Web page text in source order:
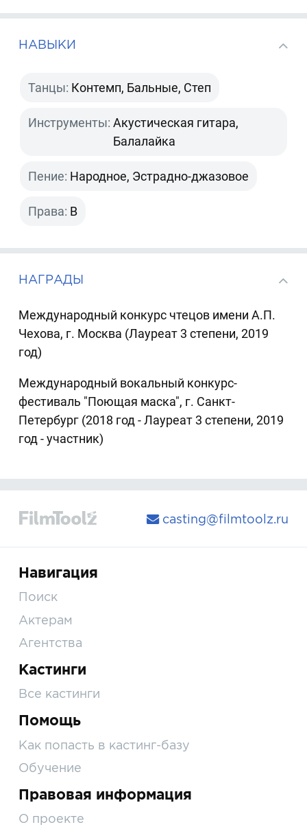
НАВЫКИ
Танцы: Контемп, Бальные, Степ
Инструменты: Акустическая гитара,
Балалайка
Пение: Народное, Эстрадно-джазовое
Права: B
НАГРАДЫ
Международный конкурс чтецов имени А.П.
Чехова, г. Москва (Лауреат 3 степени, 2019
год)
Международный вокальный конкурс-
фестиваль "Поющая маска", г. Санкт-
Петербург (2018 год - Лауреат 3 степени, 2019
год - участник)
casting@filmtoolz.ru
Навигация
Поиск
Актерам
Агентства
Кастинги
Все кастинги
Помощь
Как попасть в кастинг-базу
Обучение
Правовая информация
О проекте